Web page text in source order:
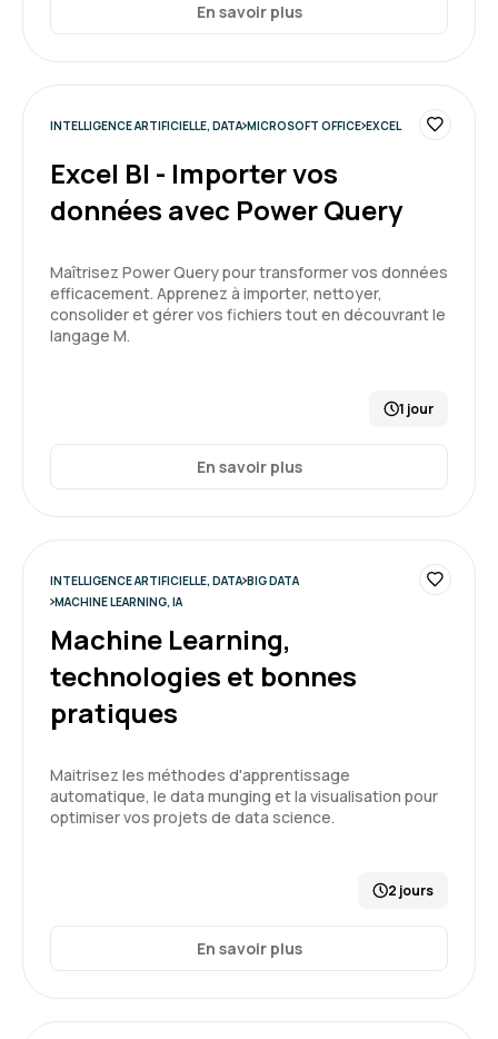
Audrey T. Le 27/03/2026
Formation enrichissante qui m'a appris à
découvrir le fonctionnement de l'IA , les
Formation : IA générative, état de l'art
commune/partagée de ce nouvel outil qu'est
l'IA et que nous allons devoir apprendre à
maitriser
Formation : Améliorer la productivité du
développement informatique grâce à l’IA
Florent C. Le 25/03/2026
introduire l'IA à des pseudos néophytes avec
faiblesses de chaque type de modèle.
En savoir plus
INTELLIGENCE ARTIFICIELLE, DATA MICROSOFT OFFICE EXCEL
Excel BI - Importer vos
données avec Power Query
Maîtrisez Power Query pour transformer vos données
efficacement. Apprenez à importer, nettoyer,
consolider et gérer vos fichiers tout en découvrant le
langage M.
1 jour
En savoir plus
INTELLIGENCE ARTIFICIELLE, DATA BIG DATA
MACHINE LEARNING, IA
Machine Learning,
technologies et bonnes
pratiques
Maitrisez les méthodes d'apprentissage
automatique, le data munging et la visualisation pour
optimiser vos projets de data science.
2 jours
En savoir plus